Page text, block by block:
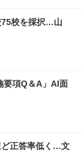
75校を採択…山
要項Q＆A」AI面
ど正答率低く…文